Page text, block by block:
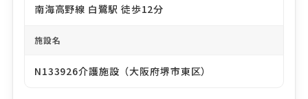
南海高野線 白鷺駅 徒歩12分
施設名
N133926介護施設（大阪府堺市東区）